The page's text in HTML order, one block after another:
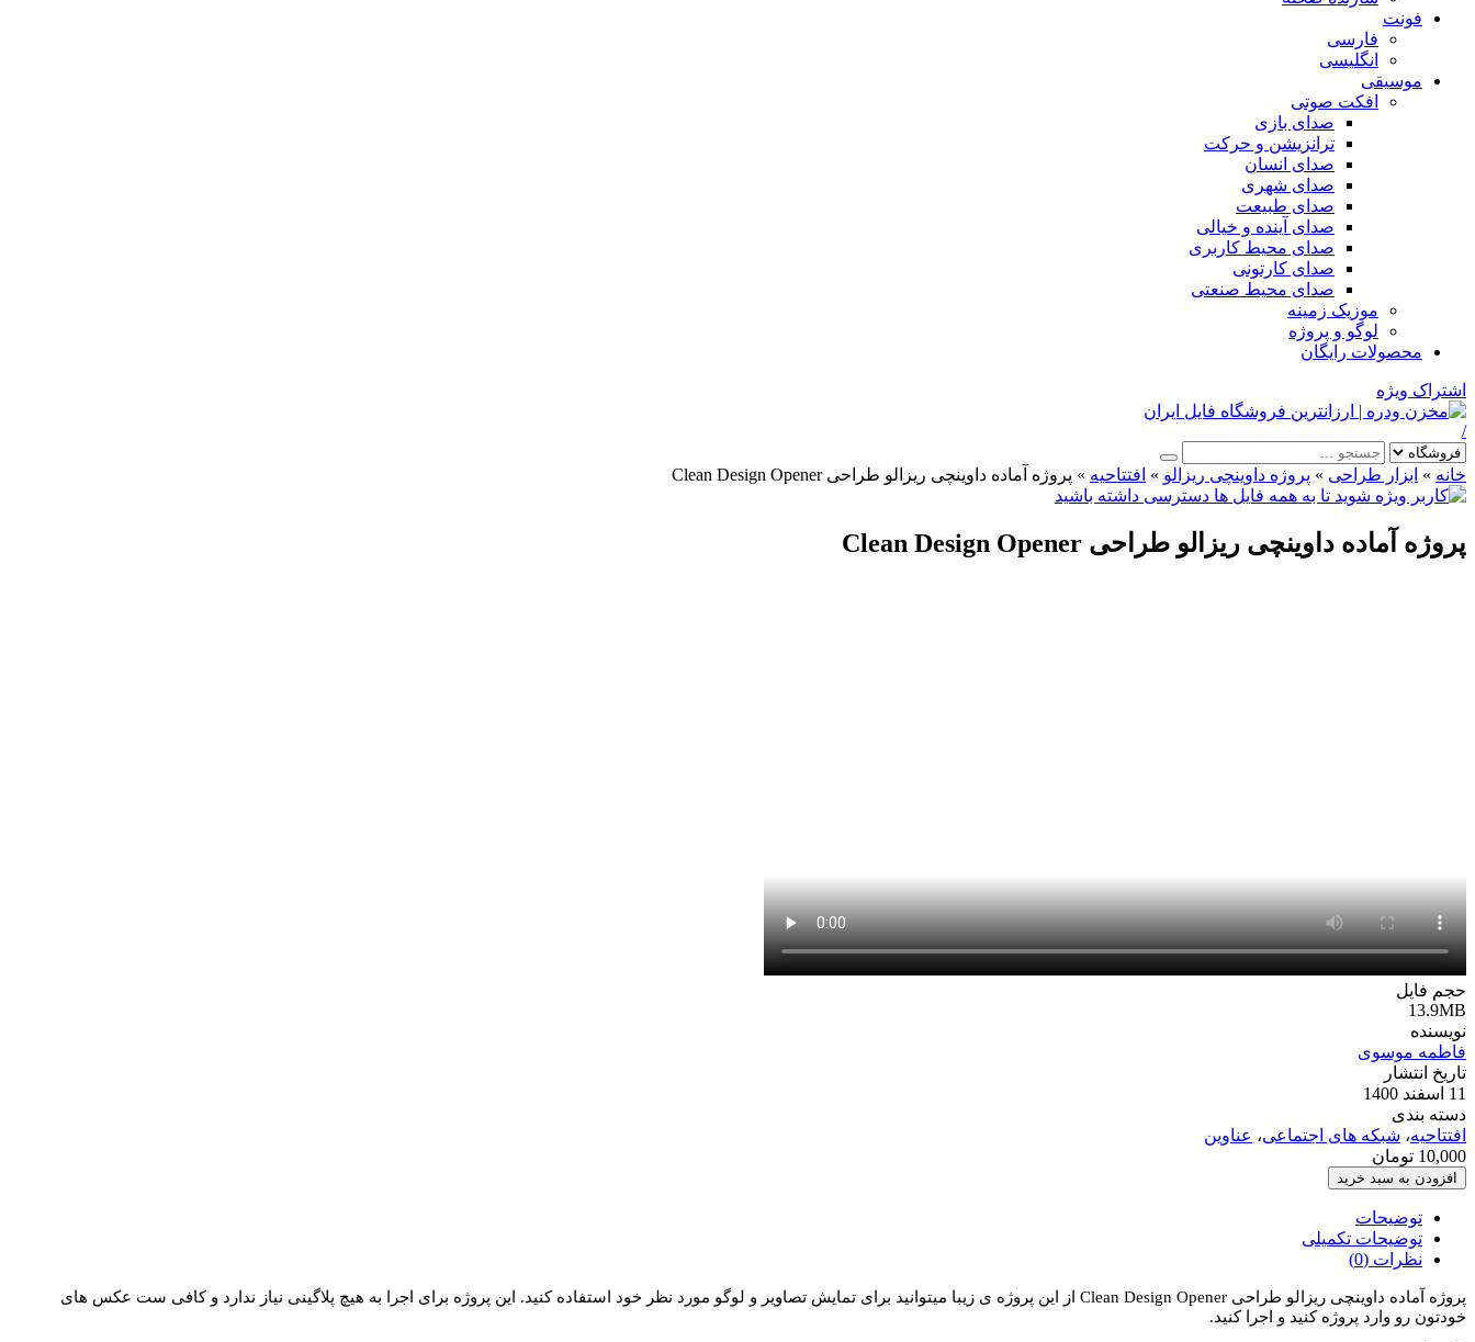
فونت
فارسی
انگلیسی
موسیقی
افکت صوتی
صدای بازی
ترانزیشن و حرکت
صدای انسان
صدای شهری
صدای طبیعت
صدای آینده و خیالی
صدای محیط کاربری
صدای کارتونی
صدای محیط صنعتی
موزیک زمینه
لوگو و پروژه
محصولات رایگان
اشتراک ویژه
/
خانه » ابزار طراحی » پروژه داوینچی ریزالو » افتتاحیه » پروژه آماده داوینچی ریزالو طراحی Clean Design Opener
پروژه آماده داوینچی ریزالو طراحی Clean Design Opener
حجم فایل
13.9MB
نویسنده
فاطمه موسوی
تاریخ انتشار
11 اسفند 1400
دسته بندی
افتتاحیه، شبکه های اجتماعی، عناوین
10,000 تومان
پروژه
داوینچی
ریزالو
طراحی
Design
Opener
افزودن به سبد خرید
توضیحات
توضیحات تکمیلی
نظرات (0)
پروژه آماده داوینچی ریزالو طراحی Clean Design Opener از این پروژه ی زیبا میتوانید برای تمایش تصاویر و لوگو مورد نظر خود استفاده کنید. این پروژه برای اجرا به هیچ پلاگینی نیاز ندارد و کافی ست عکس های
خودتون رو وارد پروژه کنید و اجرا کنید.